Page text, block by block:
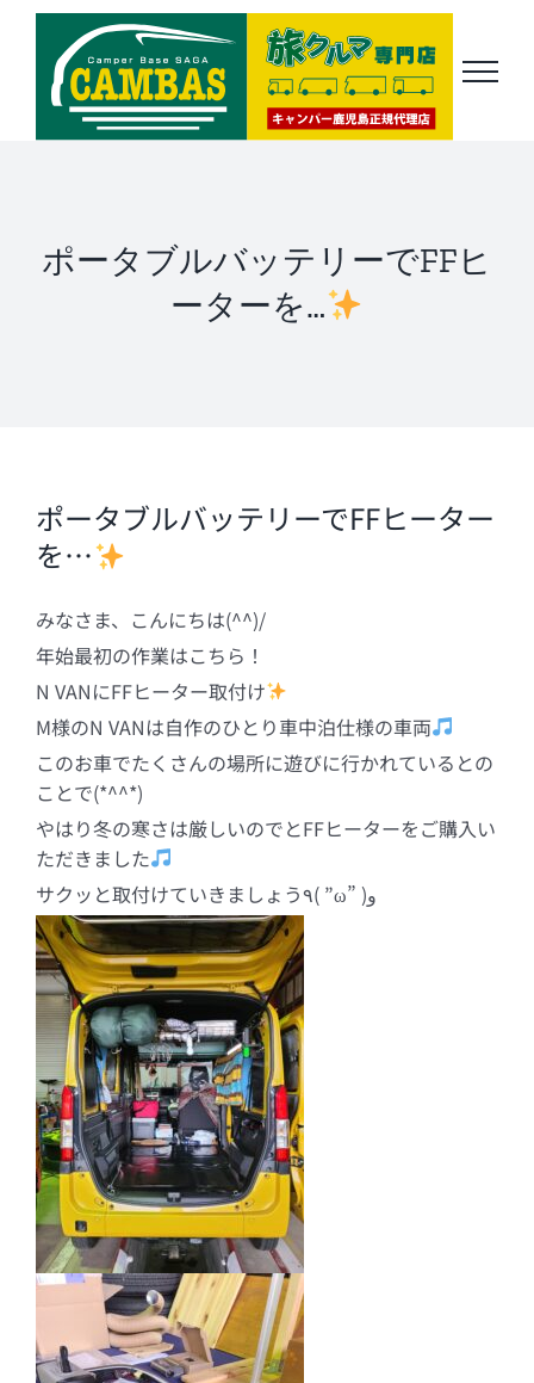
Skip
content
ポータブルバッテリーでFFヒ
ーターを…
ポータブルバッテリーでFFヒーター
を…
みなさま、こんにちは(^^)/
年始最初の作業はこちら！
N VANにFFヒーター取付け
M様のN VANは自作のひとり車中泊仕様の車両
このお車でたくさんの場所に遊びに行かれているとの
ことで(*^^*)
やはり冬の寒さは厳しいのでとFFヒーターをご購入い
ただきました
サクッと取付けていきましょう٩( ”ω” )و